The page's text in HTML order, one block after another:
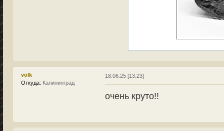
volk
Откуда: Калининград
18.06.25 [13:23]
очень круто!!